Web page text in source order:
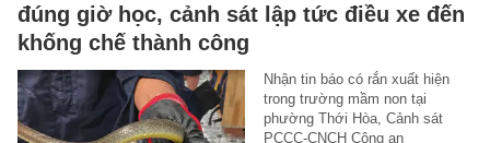
đúng giờ học, cảnh sát lập tức điều xe đến
khống chế thành công
Nhận tin báo có rắn xuất hiện
trong trường mầm non tại
phường Thới Hòa, Cảnh sát
PCCC-CNCH Công an